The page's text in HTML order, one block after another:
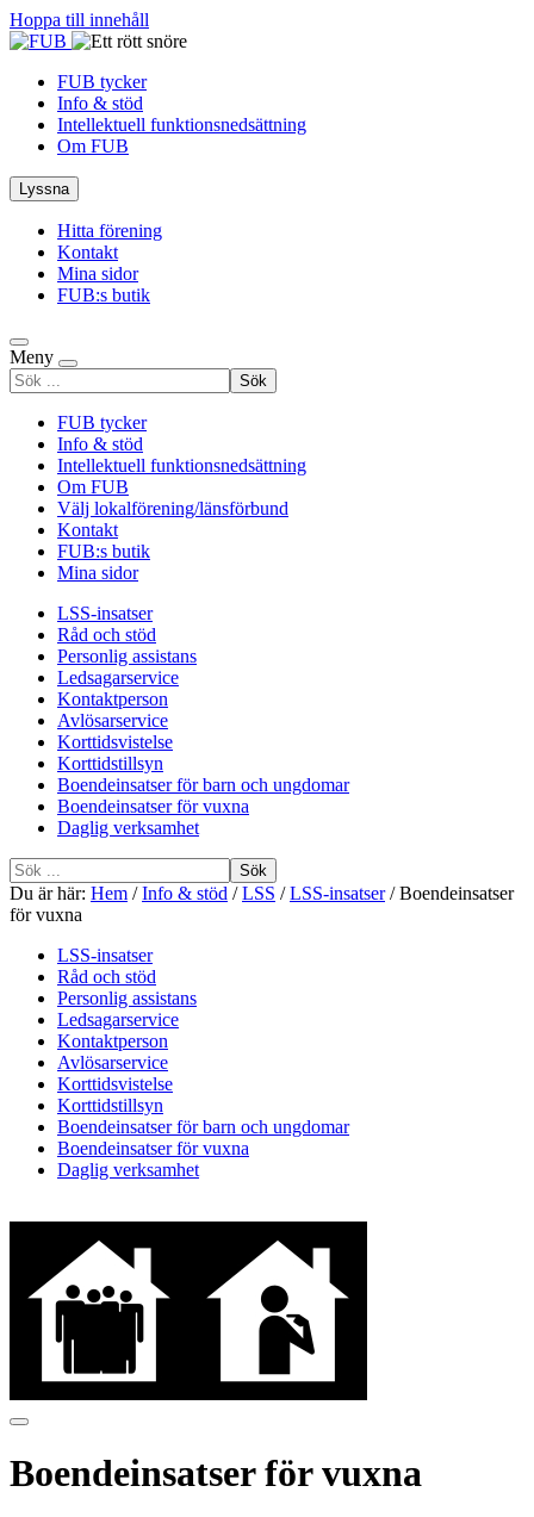
Hoppa till innehåll
FUB tycker
Info & stöd
Intellektuell funktionsnedsättning
Om FUB
Lyssna
Hitta förening
Kontakt
Mina sidor
FUB:s butik
Meny
Sök
efter
FUB tycker
Info & stöd
Intellektuell funktionsnedsättning
Om FUB
Välj lokalförening/länsförbund
Kontakt
FUB:s butik
Mina sidor
LSS-insatser
Råd och stöd
Personlig assistans
Ledsagarservice
Kontaktperson
Avlösarservice
Korttidsvistelse
Korttidstillsyn
Boendeinsatser för barn och ungdomar
Boendeinsatser för vuxna
Daglig verksamhet
Sök
efter
Du är här: Hem /Info & stöd /LSS /LSS-insatser/Boendeinsatser
för vuxna
LSS-insatser
Råd och stöd
Personlig assistans
Ledsagarservice
Kontaktperson
Avlösarservice
Korttidsvistelse
Korttidstillsyn
Boendeinsatser för barn och ungdomar
Boendeinsatser för vuxna
Daglig verksamhet
Boendeinsatser för vuxna